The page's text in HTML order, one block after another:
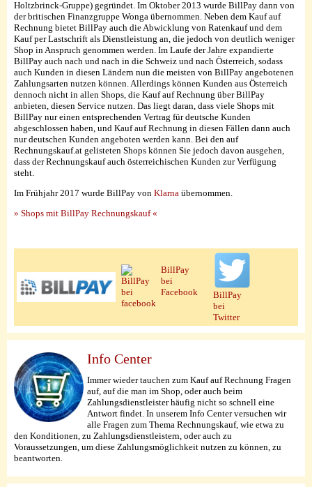
Holtzbrinck-Gruppe) gegründet. Im Oktober 2013 wurde BillPay dann von
der britischen Finanzgruppe Wonga übernommen. Neben dem Kauf auf
Rechnung bietet BillPay auch die Abwicklung von Ratenkauf und dem
Kauf per Lastschrift als Dienstleistung an, die jedoch von deutlich weniger
Shop in Anspruch genommen werden. Im Laufe der Jahre expandierte
BillPay auch nach und nach in die Schweiz und nach Österreich, sodass
auch Kunden in diesen Ländern nun die meisten von BillPay angebotenen
Zahlungsarten nutzen können. Allerdings können Kunden aus Österreich
dennoch nicht in allen Shops, die Kauf auf Rechnung über BillPay
anbieten, diesen Service nutzen. Das liegt daran, dass viele Shops mit
BillPay nur einen entsprechenden Vertrag für deutsche Kunden
abgeschlossen haben, und Kauf auf Rechnung in diesen Fällen dann auch
nur deutschen Kunden angeboten werden kann. Bei den auf
Rechnungskauf.at gelisteten Shops können Sie jedoch davon ausgehen,
dass der Rechnungskauf auch österreichischen Kunden zur Verfügung
steht.
Im Frühjahr 2017 wurde BillPay von Klarna übernommen.
» Shops mit BillPay Rechnungskauf «
BillPay
bei
Facebook
BillPay
bei
Twitter
Info Center
Immer wieder tauchen zum Kauf auf Rechnung Fragen
auf, auf die man im Shop, oder auch beim
Zahlungsdienstleister häufig nicht so schnell eine
Antwort findet. In unserem Info Center versuchen wir
alle Fragen zum Thema Rechnungskauf, wie etwa zu
den Konditionen, zu Zahlungsdienstleistern, oder auch zu
Voraussetzungen, um diese Zahlungsmöglichkeit nutzen zu können, zu
beantworten.